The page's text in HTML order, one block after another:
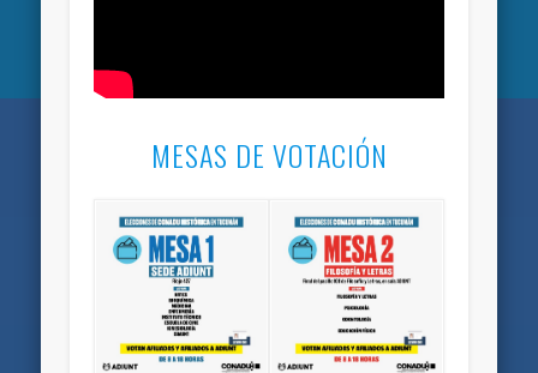
MESAS DE VOTACIÓN